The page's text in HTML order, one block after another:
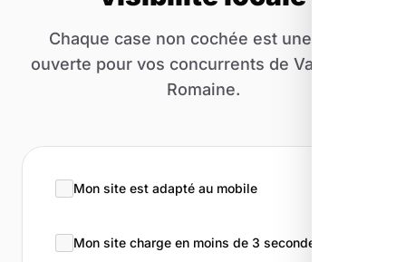
Chaque case non cochée est une porte
ouverte pour vos concurrents de Vaison-la-
Romaine.
Mon site est adapté au mobile
Mon site charge en moins de 3 secondes